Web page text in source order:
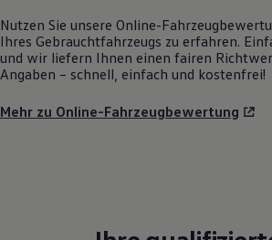
Nutzen Sie unsere Online-
Ihres Gebrauchtfahrzeugs zu erfahren.
und wir liefern Ihnen einen fairen
Angaben – schnell, einfach und kostenfrei!
Mehr zu Online-Fahrzeugbewertung